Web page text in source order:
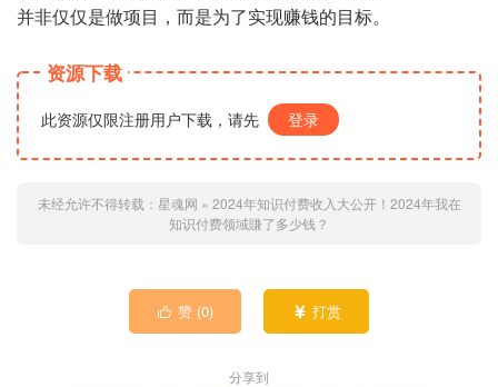
并非仅仅是做项目，而是为了实现赚钱的目标。
资源下载
此资源仅限注册用户下载，请先 登录
未经允许不得转载： 星魂网 » 2024年知识付费收入大公开！2024年我在
知识付费领域賺了多少钱？
 赞 (0)  打赏
分享到